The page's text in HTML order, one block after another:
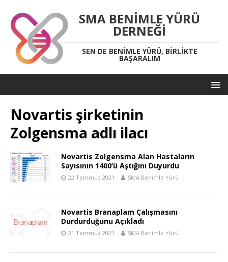
SMA BENIMLE YÜRÜ
DERNEĞI
SEN DE BENIMLE YÜRÜ, BIRLIKTE
BAŞARALIM
Novartis şirketinin
Zolgensma adlı ilacı
Novartis Zolgensma Alan Hastaların
Sayısının 1400’ü Aştığını Duyurdu
22 Temmuz 2021 SMA Benimle Yürü
Novartis Branaplam Çalışmasını
Durdurduğunu Açıkladı
21 Temmuz 2021 SMA Benimle Yürü